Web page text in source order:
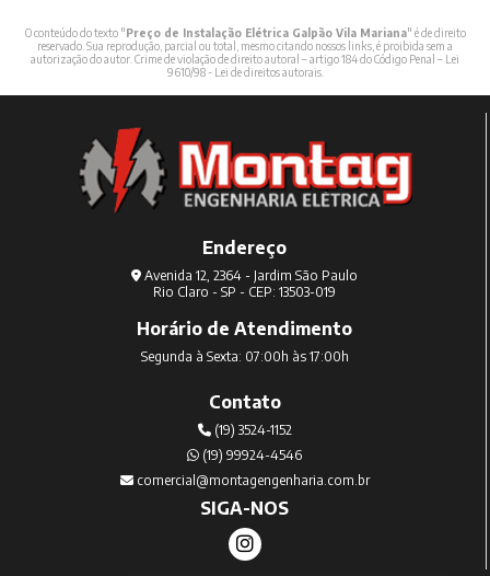
O conteúdo do texto "Preço de Instalação Elétrica Galpão Vila Mariana" é de direito
reservado. Sua reprodução, parcial ou total, mesmo citando nossos links, é proibida sem a
autorização do autor. Crime de violação de direito autoral – artigo 184 do Código Penal – Lei
9610/98 - Lei de direitos autorais.
Endereço
Avenida 12, 2364 - Jardim São Paulo
Rio Claro - SP - CEP: 13503-019
Horário de Atendimento
Segunda à Sexta: 07:00h às 17:00h
Contato
(19) 3524-1152
(19) 99924-4546
comercial@montagengenharia.com.br
SIGA-NOS